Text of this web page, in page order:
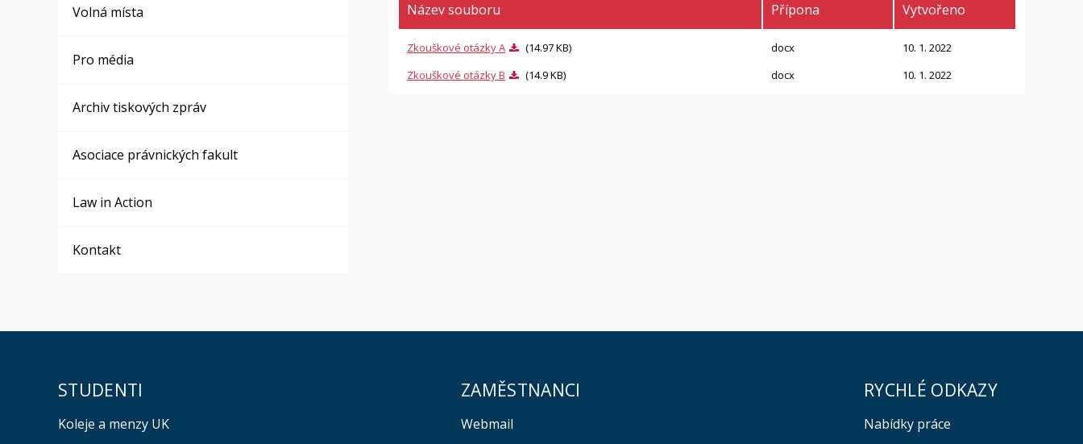
Volná místa
Pro média
Archiv tiskových zpráv
Asociace právnických fakult
Law in Action
Kontakt
Název souboru Přípona Vytvořeno
Zkouškové otázky A (14.97 KB) docx
10. 1. 2022
Zkouškové otázky B
(14.9 KB) docx 10. 1. 2022
STUDENTI
Koleje a menzy UK
ZAMĚSTNANCI
Webmail
RYCHLÉ ODKAZY
Nabídky práce